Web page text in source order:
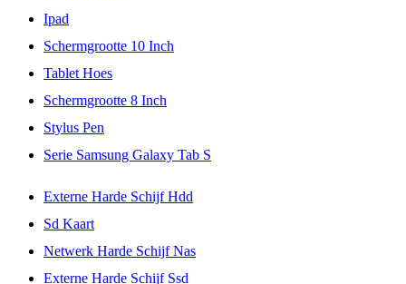
Ipad
Schermgrootte 10 Inch
Tablet Hoes
Schermgrootte 8 Inch
Stylus Pen
Serie Samsung Galaxy Tab S
Externe Harde Schijf Hdd
Sd Kaart
Netwerk Harde Schijf Nas
Externe Harde Schijf Ssd